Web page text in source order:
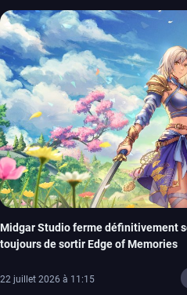
Midgar Studio ferme définitivement
toujours de sortir Edge of Memories
22 juillet 2026 à 11:15